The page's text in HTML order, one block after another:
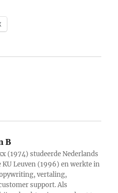
B
(1974) studeerde Nederlands
KU Leuven (1996) en werkte in
vertaling,
support. Als